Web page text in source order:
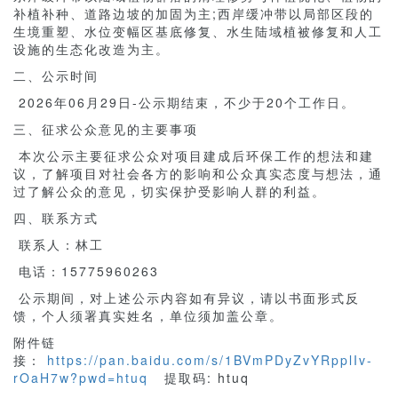
补植补种、道路边坡的加固为主;西岸缓冲带以局部区段的
生境重塑、水位变幅区基底修复、水生陆域植被修复和人工
设施的生态化改造为主。
二、公示时间
2026年06月29日-公示期结束，不少于20个工作日。
三、征求公众意见的主要事项
本次公示主要征求公众对项目建成后环保工作的想法和建
议，了解项目对社会各方的影响和公众真实态度与想法，通
过了解公众的意见，切实保护受影响人群的利益。
四、联系方式
联系人：林工
电话：15775960263
公示期间，对上述公示内容如有异议，请以书面形式反
馈，个人须署真实姓名，单位须加盖公章。
附件链
接： https://pan.baidu.com/s/1BVmPDyZvYRpplIv-
rOaH7w?pwd=htuq
提取码: htuq